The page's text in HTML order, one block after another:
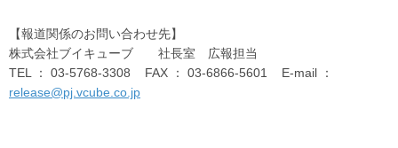
【報道関係のお問い合わせ先】
株式会社ブイキューブ 社長室 広報担当
TEL ： 03-5768-3308 FAX ： 03-6866-5601 E-mail ：
release@pj.vcube.co.jp